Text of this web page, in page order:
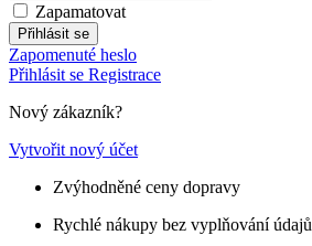
Zapamatovat
Přihlásit se
Zapomenuté heslo
Přihlásit se Registrace
Nový zákazník?
Vytvořit nový účet
Zvýhodněné ceny dopravy
Rychlé nákupy bez vyplňování údajů